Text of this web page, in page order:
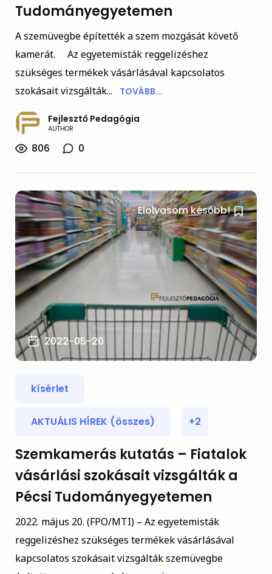
Tudományegyetemen
A szemüvegbe építették a szem mozgását követő
kamerát. Az egyetemisták reggelizéshez
szükséges termékek vásárlásával kapcsolatos
szokásait vizsgálták...
TOVÁBB...
Fejlesztő Pedagógia
AUTHOR
806 0
Elolvasom később!
2022-05-20
kísérlet
AKTUÁLIS HÍREK (összes) +2
Szemkamerás kutatás – Fiatalok
vásárlási szokásait vizsgálták a
Pécsi Tudományegyetemen
2022. május 20. (FPO/MTI) – Az egyetemisták
reggelizéshez szükséges termékek vásárlásával
kapcsolatos szokásait vizsgálták szemüvegbe